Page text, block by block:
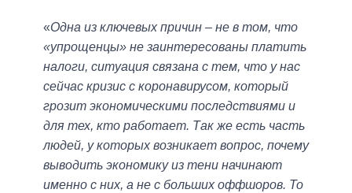
«Одна из ключевых причин ‒ не в том, что
«упрощенцы» не заинтересованы платить
налоги, ситуация связана с тем, что у нас
сейчас кризис с коронавирусом, который
грозит экономическими последствиями и
для тех, кто работает. Так же есть часть
людей, у которых возникает вопрос, почему
выводить экономику из тени начинают
именно с них, а не с больших оффшоров. То